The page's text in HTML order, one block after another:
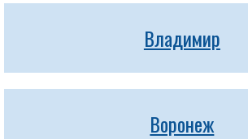
Владимир
Воронеж